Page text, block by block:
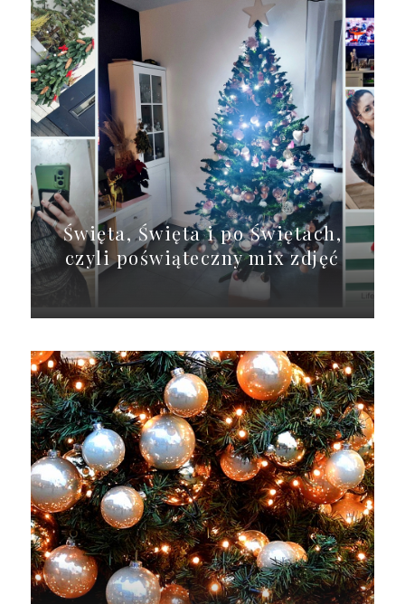
Święta, Święta i po Świętach,
czyli poświąteczny mix zdjęć